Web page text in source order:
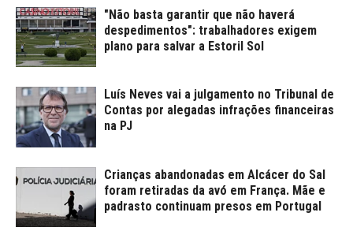
"Não basta garantir que não haverá
despedimentos": trabalhadores exigem
plano para salvar a Estoril Sol
Luís Neves vai a julgamento no Tribunal de
Contas por alegadas infrações financeiras
na PJ
Crianças abandonadas em Alcácer do Sal
foram retiradas da avó em França. Mãe e
padrasto continuam presos em Portugal